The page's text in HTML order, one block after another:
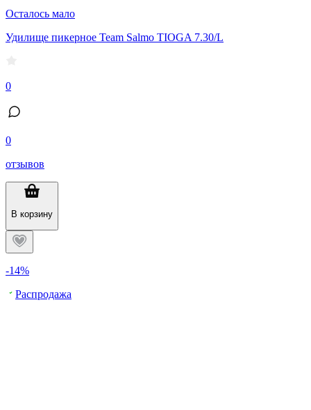
Осталось мало
Удилище пикерное Team Salmo TIOGA 7.30/L
0
0
отзывов
В корзину
-14%
Распродажа